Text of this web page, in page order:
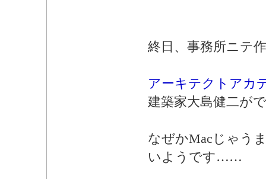
終日、事務所ニテ
アーキテクトアカ
建築家大島健二が
なぜかMacじゃう
いようです……